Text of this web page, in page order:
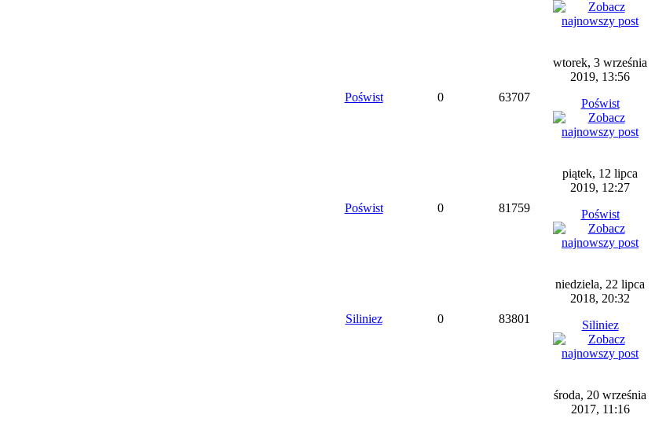
Poświst 0 63707
wtorek, 3 września
2019, 13:56
Poświst
Poświst 0 81759
piątek, 12 lipca
2019, 12:27
Poświst
Siliniez 0 83801
niedziela, 22 lipca
2018, 20:32
Siliniez
środa, 20 września
2017, 11:16